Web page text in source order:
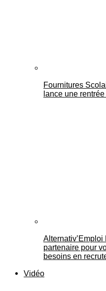
Fournitures
lance une
partenaire pour
besoins en
Vidéo